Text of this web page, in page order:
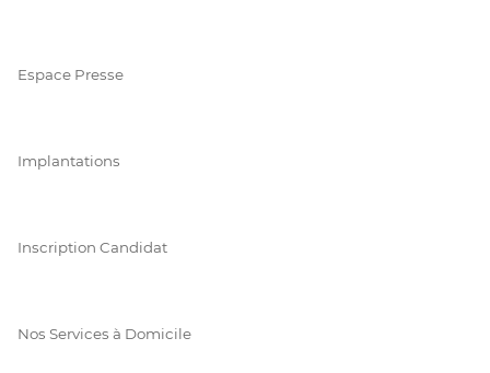
Espace Presse
Implantations
Inscription Candidat
Nos Services à Domicile